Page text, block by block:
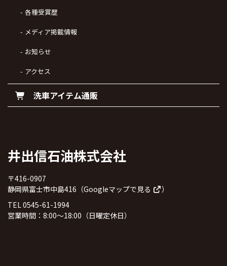
各種受賞歴
メディア掲載情報
お知らせ
アクセス
洗車アイテム通販
井出信石油株式会社
〒416-0907
静岡県富士市中島416（Googleマップで見る
）
TEL 0545-61-1994
営業時間：8:00～18:00（日曜定休日）